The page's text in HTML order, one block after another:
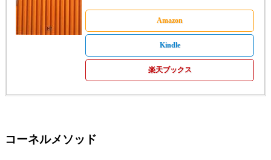
Amazon
Kindle
楽天ブックス
コーネルメソッド